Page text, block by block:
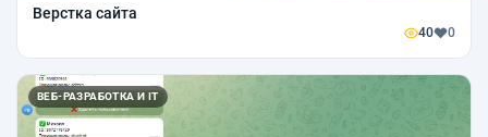
Верстка сайта
40 0
ВЕБ-РАЗРАБОТКА И IT